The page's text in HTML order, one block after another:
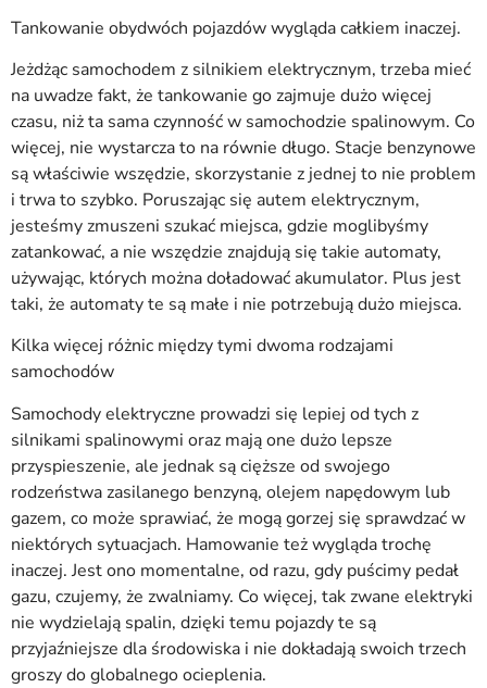
Tankowanie obydwóch pojazdów wygląda całkiem inaczej.
Jeżdżąc samochodem z silnikiem elektrycznym, trzeba mieć
na uwadze fakt, że tankowanie go zajmuje dużo więcej
czasu, niż ta sama czynność w samochodzie spalinowym. Co
więcej, nie wystarcza to na równie długo. Stacje benzynowe
są właściwie wszędzie, skorzystanie z jednej to nie problem
i trwa to szybko. Poruszając się autem elektrycznym,
jesteśmy zmuszeni szukać miejsca, gdzie moglibyśmy
zatankować, a nie wszędzie znajdują się takie automaty,
używając, których można doładować akumulator. Plus jest
taki, że automaty te są małe i nie potrzebują dużo miejsca.
Kilka więcej różnic między tymi dwoma rodzajami
samochodów
Samochody elektryczne prowadzi się lepiej od tych z
silnikami spalinowymi oraz mają one dużo lepsze
przyspieszenie, ale jednak są cięższe od swojego
rodzeństwa zasilanego benzyną, olejem napędowym lub
gazem, co może sprawiać, że mogą gorzej się sprawdzać w
niektórych sytuacjach. Hamowanie też wygląda trochę
inaczej. Jest ono momentalne, od razu, gdy puścimy pedał
gazu, czujemy, że zwalniamy. Co więcej, tak zwane elektryki
nie wydzielają spalin, dzięki temu pojazdy te są
przyjaźniejsze dla środowiska i nie dokładają swoich trzech
groszy do globalnego ocieplenia.